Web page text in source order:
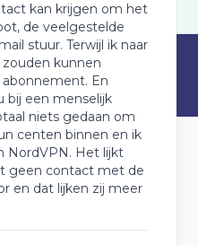
kan krijgen om het
de veelgestelde
stuur. Terwijl ik naar
kunnen
En
bij een menselijk
niets gedaan om
centen binnen en ik
NordVPN. Het lijkt
geen contact met de
en dat lijken zij meer